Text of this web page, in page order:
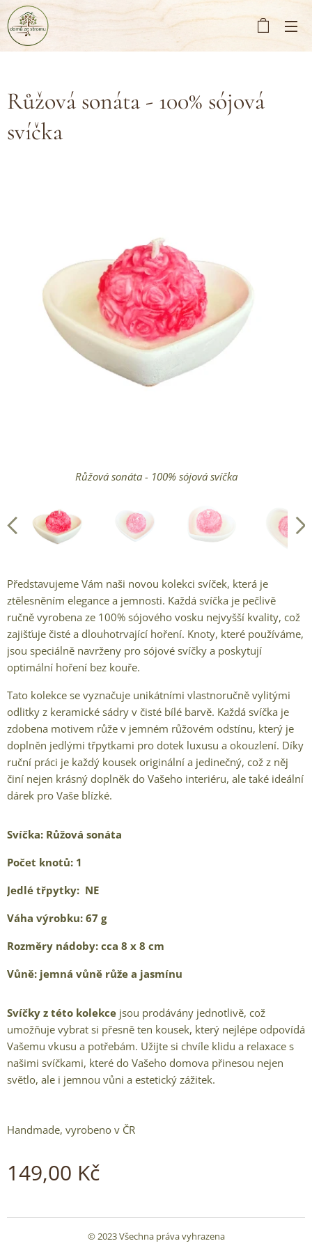
Růžová sonáta - 100% sójová
svíčka
Růžová sonáta - 100% sójová svíčka
Růžová sonáta - sójová svíčka handmade
Růžová sonáta - 100% sójová svíčka vyrobeno v ČR
Růžová sonáta - 100% sójová svíčka, každý kus je originál
Představujeme Vám naši novou kolekci svíček, která je
ztělesněním elegance a jemnosti. Každá svíčka je pečlivě
ručně vyrobena ze 100% sójového vosku nejvyšší kvality, což
zajišťuje čisté a dlouhotrvající hoření. Knoty, které používáme,
jsou speciálně navrženy pro sójové svíčky a poskytují
optimální hoření bez kouře.
Tato kolekce se vyznačuje unikátními vlastnoručně vylitými
odlitky z keramické sádry v čisté bílé barvě. Každá svíčka je
zdobena motivem růže v jemném růžovém odstínu, který je
doplněn jedlými třpytkami pro dotek luxusu a okouzlení. Díky
ruční práci je každý kousek originální a jedinečný, což z něj
činí nejen krásný doplněk do Vašeho interiéru, ale také ideální
dárek pro Vaše blízké.
Svíčka: Růžová sonáta
Počet knotů: 1
Jedlé třpytky: NE
Váha výrobku: 67 g
Rozměry nádoby: cca 8 x 8 cm
Vůně: jemná vůně růže a jasmínu
Svíčky z této kolekce jsou prodávány jednotlivě, což
umožňuje vybrat si přesně ten kousek, který nejlépe odpovídá
Vašemu vkusu a potřebám. Užijte si chvíle klidu a relaxace s
našimi svíčkami, které do Vašeho domova přinesou nejen
světlo, ale i jemnou vůni a estetický zážitek.
Handmade, vyrobeno v ČR
149,00 Kč
© 2023 Všechna práva vyhrazena